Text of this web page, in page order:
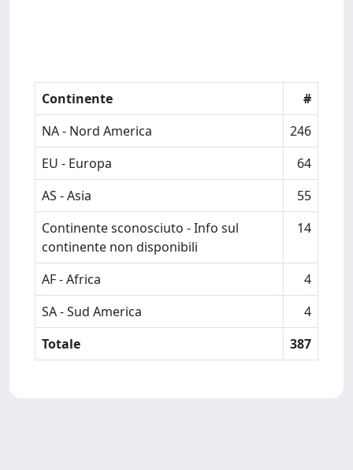
Continente
#
NA - Nord America
246
EU - Europa
64
AS - Asia
55
Continente sconosciuto - Info sul
continente non disponibili
14
AF - Africa
4
SA - Sud America
4
Totale
387